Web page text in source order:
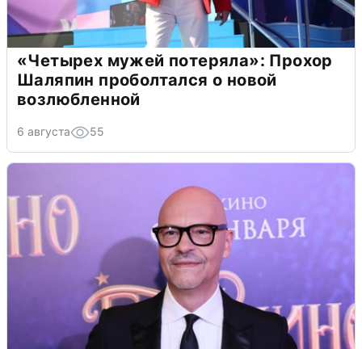
«Четырех мужей потеряла»: Прохор
Шаляпин проболтался о новой
возлюбленной
6 августа 55